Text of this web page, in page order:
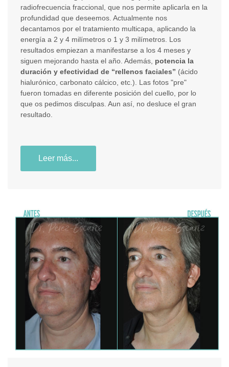
radiofrecuencia fraccional, que nos permite aplicarla en la
profundidad que deseemos. Actualmente nos
decantamos por el tratamiento multicapa, aplicando la
energía a 2 y 4 milímetros o 1 y 3 milímetros. Los
resultados empiezan a manifestarse a los 4 meses y
siguen mejorando hasta el año. Además, potencia la
duración y efectividad de “rellenos faciales” (ácido
hialurónico, carbonato cálcico, etc.). Las fotos "pre"
fueron tomadas en diferente posición del cuello, por lo
que os pedimos disculpas. Aun así, no desluce el gran
resultado.
Leer más...